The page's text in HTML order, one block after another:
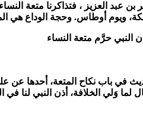
بن عبد العزيز ، فتذاكرنا متعة
ويوم أوطاس. وحجة الوداع هي
في باب نكاح المتعة، أحدها عن
وَلي الخلافة، أذن النبي لنا في